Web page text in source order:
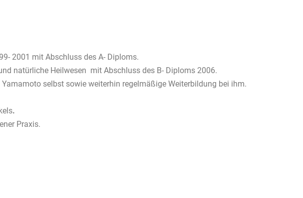
2001 mit Abschluss des A- Diploms.
natürliche Heilwesen mit Abschluss des B- Diploms 2006.
selbst sowie weiterhin regelmäßige Weiterbildung bei ihm.
.
Praxis.